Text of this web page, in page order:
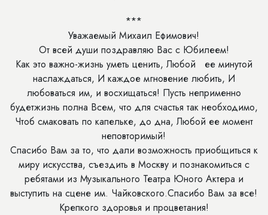
***
Уважаемый Михаил Ефимович!
От всей души поздравляю Вас с Юбилеем!
Как это важно-жизнь уметь ценить, Любой ее минутой
наслаждаться, И каждое мгновение любить, И
любоваться им, и восхищаться! Пусть неприменно
будетжизнь полна Всем, что для счастья так необходимо,
Чтоб смаковать по капельке, до дна, Любой ее момент
неповторимый!
Спасибо Вам за то, что дали возможность приобщиться к
миру искусства, съездить в Москву и познакомиться с
ребятами из Музыкального Театра Юного Актера и
выступить на сцене им. Чайковского.Спасибо Вам за все!
Крепкого здоровья и процветания!